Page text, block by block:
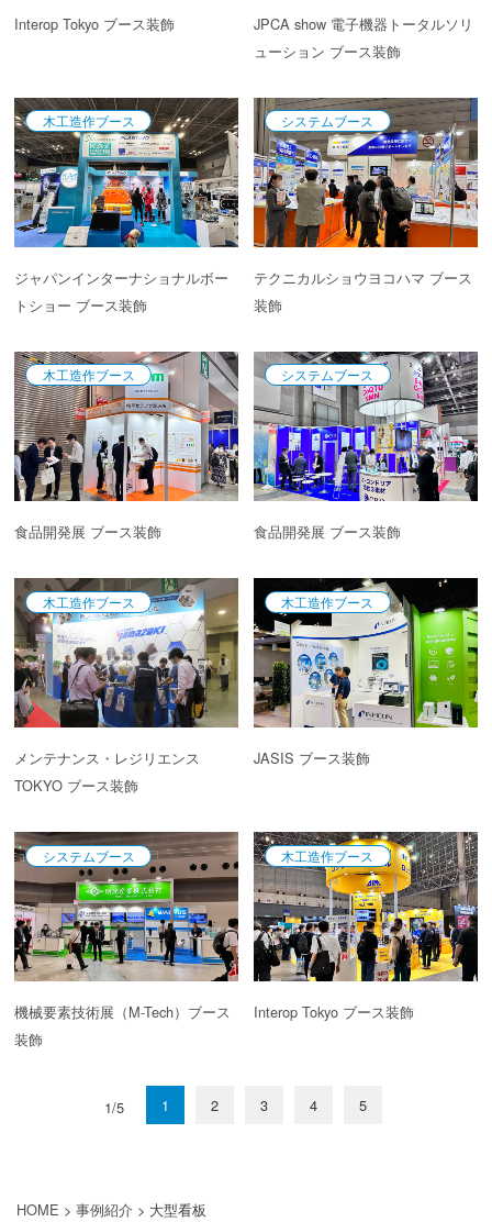
Interop Tokyo ブース装飾
JPCA show 電子機器トータルソリ
ューション ブース装飾
木工造作ブース
ジャパンインターナショナルボー
トショー ブース装飾
システムブース
テクニカルショウヨコハマ ブース
装飾
木工造作ブース
食品開発展 ブース装飾
システムブース
食品開発展 ブース装飾
木工造作ブース
メンテナンス・レジリエンス
TOKYO ブース装飾
木工造作ブース
JASIS ブース装飾
システムブース
機械要素技術展（M-Tech）ブース
装飾
木工造作ブース
Interop Tokyo ブース装飾
1/5 1 2 3 4 5
HOME > 事例紹介 > 大型看板